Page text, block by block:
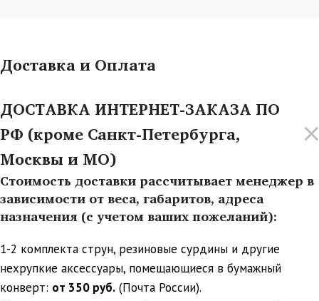
Доставка и Оплата
ДОСТАВКА ИНТЕРНЕТ-ЗАКАЗА ПО
РФ (кроме Санкт-Петербурга,
Москвы и МО)
Стоимость доставки рассчитывает менеджер в
зависимости от веса, габаритов, адреса
назначения (с учетом ваших пожеланий):
1-2 комплекта струн, резиновые сурдины и другие
нехрупкие аксессуары, помещающиеся в бумажный
конверт: от 350 руб. (Почта России).